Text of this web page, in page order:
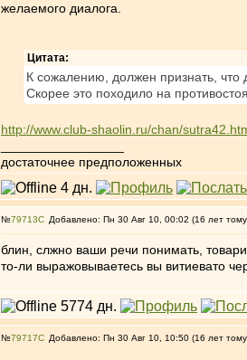
желаемого диалога.
Цитата:
К сожалению, должен признать, что
Скорее это походило на
http://www.club-shaolin.ru/chan/
достаточнее предположенных
№79713 Добавлено: Пн 30 Авг 10, 00:02 (16 лет
блин, слжно ваши речи понимать,
то-ли выражовываетесь вы витиевато
№79717 Добавлено: Пн 30 Авг 10, 10:50 (16 лет